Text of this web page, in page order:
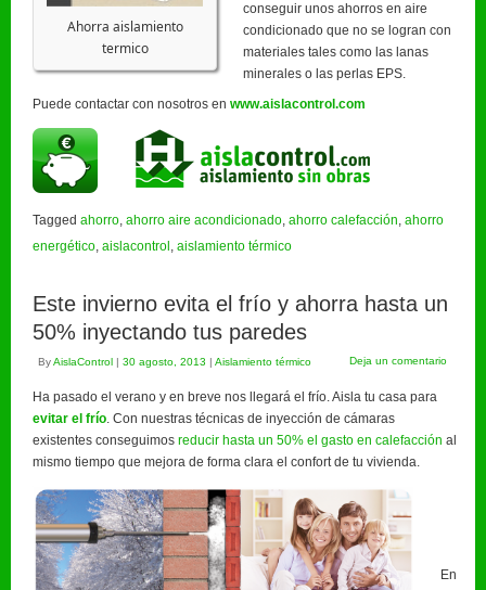
Ahorra aislamiento
termico
conseguir unos ahorros en aire
condicionado que no se logran con
materiales tales como las lanas
minerales o las perlas EPS.
Puede contactar con nosotros en www.aislacontrol.com
Tagged ahorro, ahorro aire acondicionado, ahorro calefacción, ahorro
energético, aislacontrol , aislamiento térmico
Este invierno evita el frío y ahorra hasta un
50% inyectando tus paredes
ByAislaControl | 30 agosto, 2013 | Aislamiento térmico Deja un comentario
Ha pasado el verano y en breve nos llegará el frío. Aisla tu casa para
evitar el frío. Con nuestras técnicas de inyección de cámaras
existentes conseguimos reducir hasta un 50% el gasto en calefacción al
mismo tiempo que mejora de forma clara el confort de tu vivienda.
En